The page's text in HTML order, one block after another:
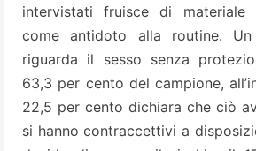
intervistati fruisce di
come antidoto alla routine.
riguarda il sesso senza
63,3 per cento del campione,
22,5 per cento dichiara che ciò
si hanno contraccettivi a